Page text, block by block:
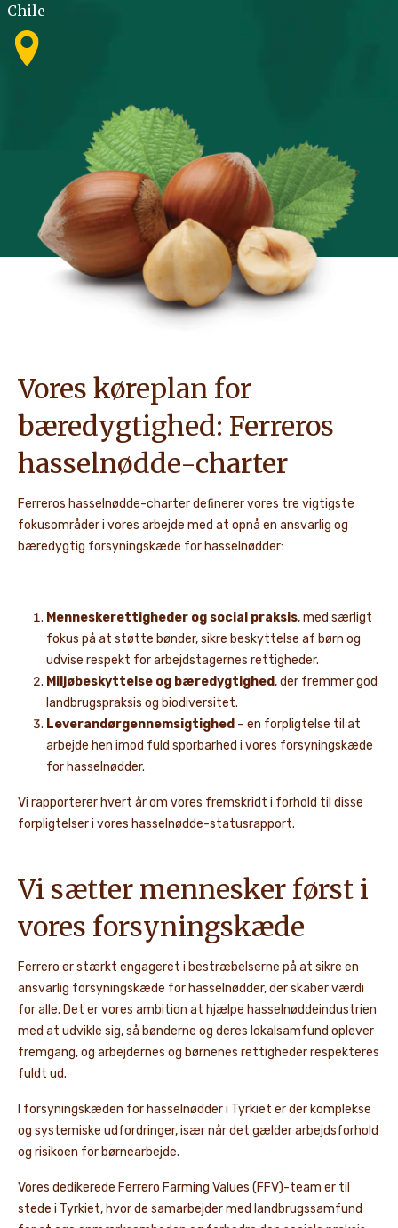
Chile
Vores køreplan for
bæredygtighed: Ferreros
hasselnødde-charter
Ferreros hasselnødde-charter definerer vores tre vigtigste
fokusområder i vores arbejde med at opnå en ansvarlig og
bæredygtig forsyningskæde for hasselnødder:
Menneskerettigheder og social praksis, med særligt
fokus på at støtte bønder, sikre beskyttelse af børn og
udvise respekt for arbejdstagernes rettigheder.
Miljøbeskyttelse og bæredygtighed, der fremmer god
landbrugspraksis og biodiversitet.
Leverandørgennemsigtighed – en forpligtelse til at
arbejde hen imod fuld sporbarhed i vores forsyningskæde
for hasselnødder.
Vi rapporterer hvert år om vores fremskridt i forhold til disse
forpligtelser i vores hasselnødde-statusrapport.
Vi sætter mennesker først i
vores forsyningskæde
Ferrero er stærkt engageret i bestræbelserne på at sikre en
ansvarlig forsyningskæde for hasselnødder, der skaber værdi
for alle. Det er vores ambition at hjælpe hasselnøddeindustrien
med at udvikle sig, så bønderne og deres lokalsamfund oplever
fremgang, og arbejdernes og børnenes rettigheder respekteres
fuldt ud.
I forsyningskæden for hasselnødder i Tyrkiet er der komplekse
og systemiske udfordringer, især når det gælder arbejdsforhold
og risikoen for børnearbejde.
Vores dedikerede Ferrero Farming Values (FFV)-team er til
stede i Tyrkiet, hvor de samarbejder med landbrugssamfund